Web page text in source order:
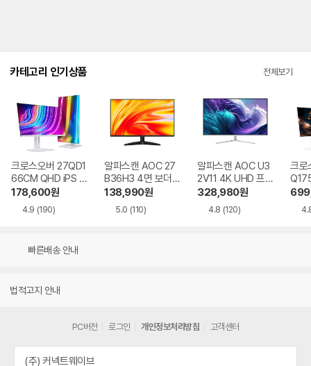
카테고리 인기상품 전체보기
크로스오버 27QD1
66CM QHD iPS U
SB-C 화이트 Ai 멀
티스탠드
178,600원
4.9 (190)
알파스캔 AOC 27
B36H3 4면 보더리
스 IPS 120 시력보
호 무결점
138,990원
5.0 (110)
알파스캔 AOC U3
2V11 4K UHD 프리
싱크 HDR 시력보호
무결점
328,980원
4.8 (120)
크로
Ai
빠른배송 안내
법적고지 안내
PC버전 로그인 개인정보처리방침 고객센터
(주) 커넥트웨이브